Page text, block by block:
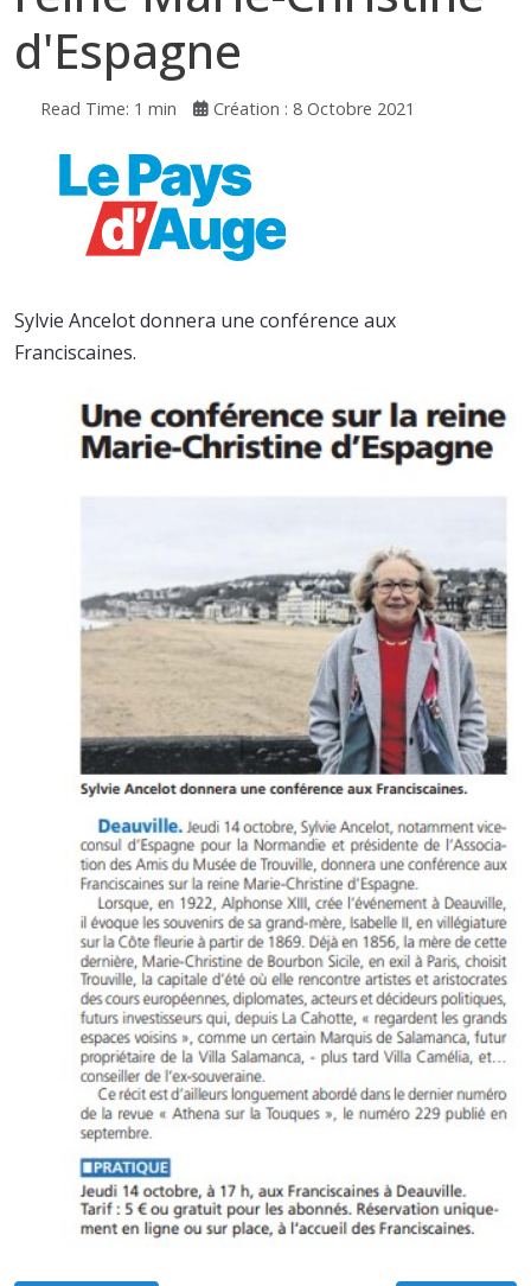
d'Espagne
Read Time: 1 min Création : 8 Octobre 2021
Sylvie Ancelot donnera une conférence aux
Franciscaines.